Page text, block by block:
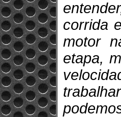
corrida
motor
etapa,